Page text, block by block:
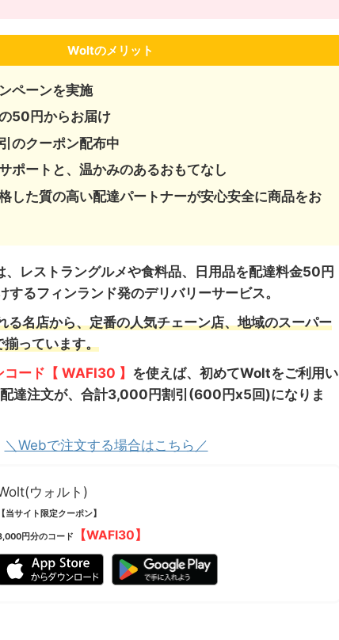
Woltのメリット
ペーンを実施
50円からお届け
のクーポン配布中
ポートと、温かみのあるおもてなし
した質の高い配達パートナーが安心安全に商品をお
、レストラングルメや食料品、日用品を配達料金50円
るフィンランド発のデリバリーサービス。
る名店から、定番の人気チェーン店、地域のスーパー
揃っています。
コード【 WAFI30 】 を使えば、初めてWoltをご利用い
達注文が、合計3,000円割引(600円x5回)になりま
＼Webで注文する場合はこちら／
ウォルト)
【当サイト限定クーポン】
円分のコード 【WAFI30】